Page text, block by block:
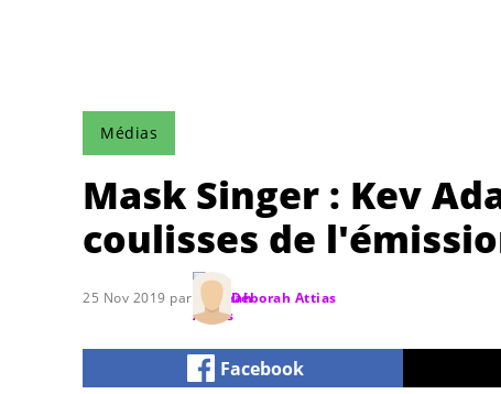
Médias
Mask Singer : Kev
coulisses de
25 Nov 2019 par Déborah Attias
Facebook